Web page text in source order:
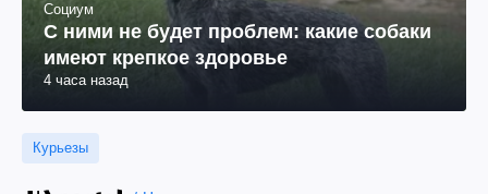
Социум
С ними не будет проблем: какие собаки
имеют крепкое здоровье
4 часа назад
Курьезы